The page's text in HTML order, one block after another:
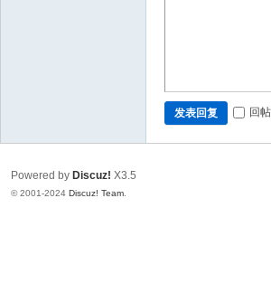
发表回复 回
Powered by Discuz! X3.5
© 2001-2024 Discuz! Team